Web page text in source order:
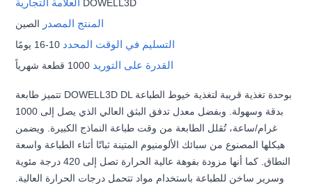
DOWELL3D
المنتج المصدر الصين
التسليم في الوقت المحدد 10-16 يومًا
القدرة على التوريد 1000 قطعة شهرياً
تتميز طابعة DOWELL3D DL بوحدة تغذية قريبة لتغذية خيوط الطباعة
بدقة وسهولة. وبفضل معدل تدفق البثق العالي الذي يصل إلى 1000
غرام/ساعة، تُقلل الطابعة من وقت طباعة النماذج الكبيرة. ويضمن
هيكلها المصنوع من سبائك الألومنيوم المتينة ثباتًا أثناء الطباعة واسعة
النطاق. كما أنها مزودة بفوهة عالية الحرارة تصل إلى 420 درجة مئوية
وسرير ساخن للطباعة باستخدام مواد تتحمل درجات الحرارة العالية.